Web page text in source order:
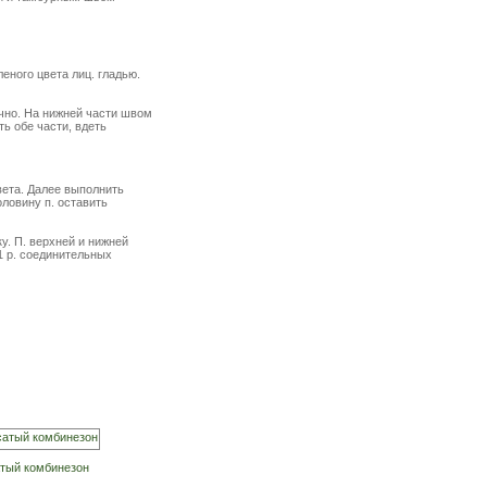
цвета лиц. гладью.
На нижней части швом
обе части, вдеть
Далее выполнить
п. оставить
П. верхней и нижней
р. соединительных
комбинезон